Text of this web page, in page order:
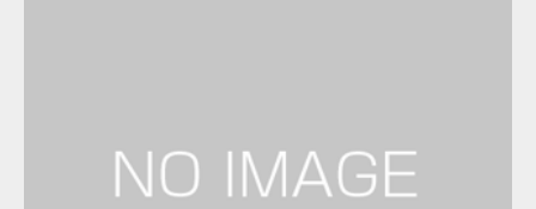
Detail Visit